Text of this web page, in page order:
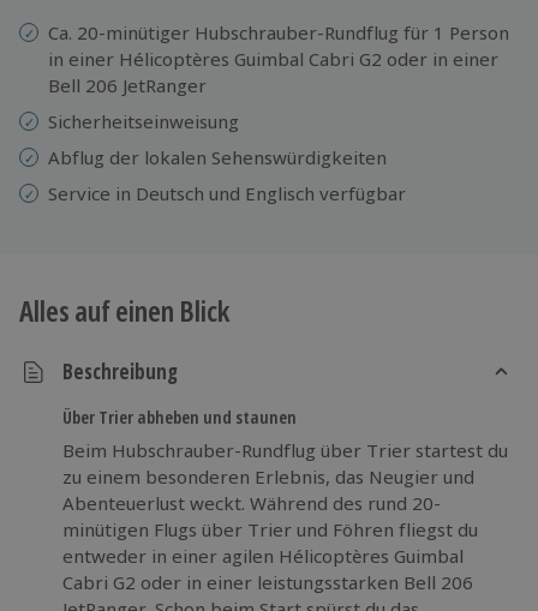
Ca. 20-minütiger Hubschrauber-Rundflug für 1 Person
in einer Hélicoptères Guimbal Cabri G2 oder in einer
Bell 206 JetRanger
Sicherheitseinweisung
Abflug der lokalen Sehenswürdigkeiten
Service in Deutsch und Englisch verfügbar
Alles auf einen Blick
Beschreibung
Über Trier abheben und staunen
Beim Hubschrauber-Rundflug über Trier startest du
zu einem besonderen Erlebnis, das Neugier und
Abenteuerlust weckt. Während des rund 20-
minütigen Flugs über Trier und Föhren fliegst du
entweder in einer agilen Hélicoptères Guimbal
Cabri G2 oder in einer leistungsstarken Bell 206